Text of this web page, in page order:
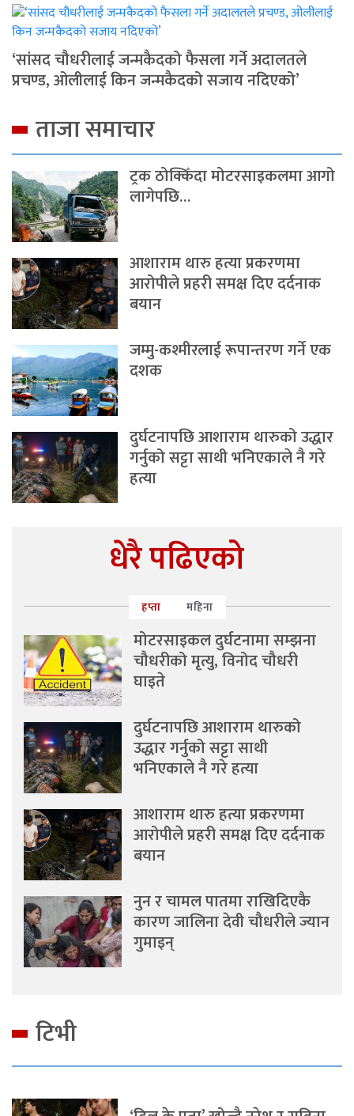
‘सांसद चौधरीलाई जन्मकैदको फैसला गर्ने अदालतले
प्रचण्ड, ओलीलाई किन जन्मकैदको सजाय नदिएको’
ताजा समाचार
ट्रक ठोक्किँदा मोटरसाइकलमा आगो
लागेपछि…
आशाराम थारु हत्या प्रकरणमा
आरोपीले प्रहरी समक्ष दिए दर्दनाक
बयान
जम्मु-कश्मीरलाई रूपान्तरण गर्ने एक
दशक
दुर्घटनापछि आशाराम थारुको उद्धार
गर्नुको सट्टा साथी भनिएकाले नै गरे
हत्या
धेरै पढिएको
हप्ता महिना
मोटरसाइकल दुर्घटनामा सम्झना
चौधरीको मृत्यु, विनोद चौधरी
घाइते
दुर्घटनापछि आशाराम थारुको
उद्धार गर्नुको सट्टा साथी
भनिएकाले नै गरे हत्या
आशाराम थारु हत्या प्रकरणमा
आरोपीले प्रहरी समक्ष दिए दर्दनाक
बयान
नुन र चामल पातमा राखिदिएकै
कारण जालिना देवी चौधरीले ज्यान
गुमाइन्
टिभी